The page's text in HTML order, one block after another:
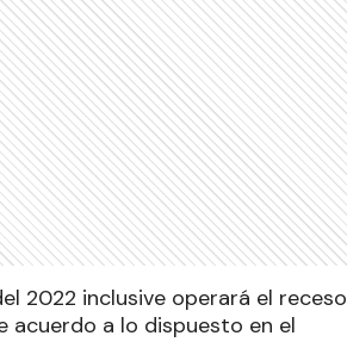
2022 inclusive operará el receso
acuerdo a lo dispuesto en el